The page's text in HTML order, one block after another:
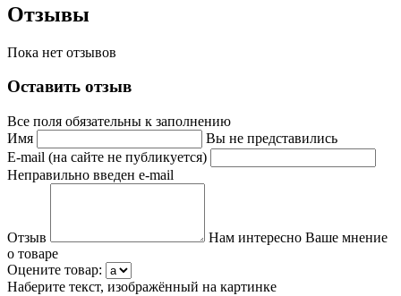
Отзывы
Пока нет отзывов
Оставить отзыв
Все поля обязательны к заполнению
Имя
Вы не представились
E-mail (на сайте не публикуется)
Неправильно введен e-mail
Отзыв
Нам интересно Ваше мнение
о товаре
Оцените товар:
Наберите текст, изображённый на картинке